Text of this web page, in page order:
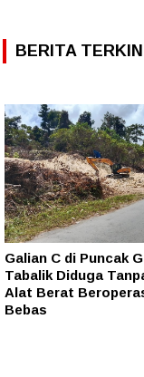
BERITA
Galian C di Puncak
Tabalik Diduga
Alat Berat
Bebas